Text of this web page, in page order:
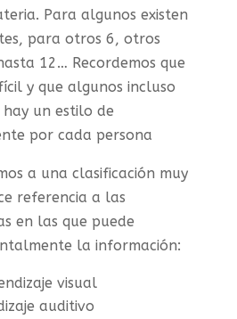
Para algunos existen
para otros 6, otros
12… Recordemos que
y que algunos incluso
un estilo de
por cada persona
a una clasificación muy
referencia a las
en las que puede
la información:
visual
auditivo